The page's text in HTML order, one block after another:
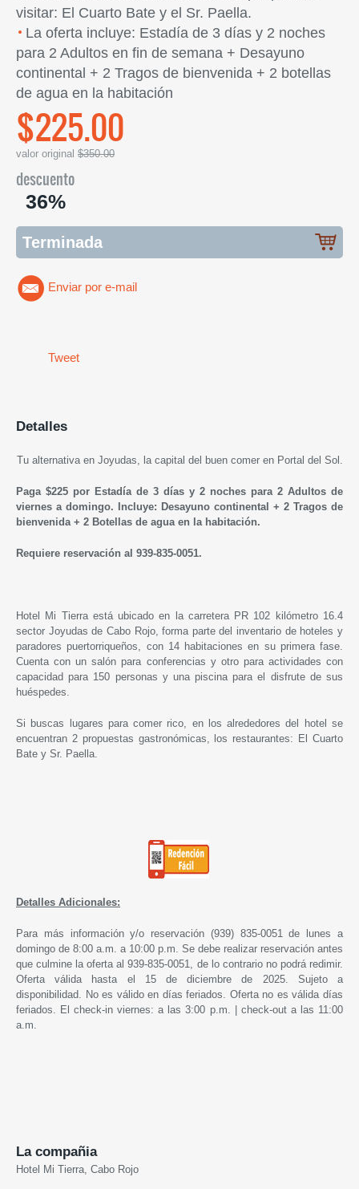
visitar: El Cuarto Bate y el Sr. Paella.
La oferta incluye: Estadía de 3 días y 2 noches
para 2 Adultos en fin de semana + Desayuno
continental + 2 Tragos de bienvenida + 2 botellas
de agua en la habitación
$225.00
valor original $350.00
descuento
36%
Terminada
Enviar por e-mail
Tweet
Detalles
Tu alternativa en Joyudas, la capital del buen comer en Portal del Sol.
Paga $225 por Estadía de 3 días y 2 noches para 2 Adultos de
viernes a domingo. Incluye: Desayuno continental + 2 Tragos de
bienvenida + 2 Botellas de agua en la habitación.
Requiere reservación al 939-835-0051.
Hotel Mi Tierra está ubicado en la carretera PR 102 kilómetro 16.4
sector Joyudas de Cabo Rojo, forma parte del inventario de hoteles y
paradores puertorriqueños, con 14 habitaciones en su primera fase.
Cuenta con un salón para conferencias y otro para actividades con
capacidad para 150 personas y una piscina para el disfrute de sus
huéspedes.
Si buscas lugares para comer rico, en los alrededores del hotel se
encuentran 2 propuestas gastronómicas, los restaurantes: El Cuarto
Bate y Sr. Paella.
Detalles Adicionales:
Para más información y/o reservación (939) 835-0051 de lunes a
domingo de 8:00 a.m. a 10:00 p.m. Se debe realizar reservación antes
que culmine la oferta al 939-835-0051, de lo contrario no podrá redimir.
Oferta válida hasta el 15 de diciembre de 2025. Sujeto a
disponibilidad. No es válido en días feriados. Oferta no es válida días
feriados. El check-in viernes: a las 3:00 p.m. | check-out a las 11:00
a.m.
La compañia
Hotel Mi Tierra, Cabo Rojo